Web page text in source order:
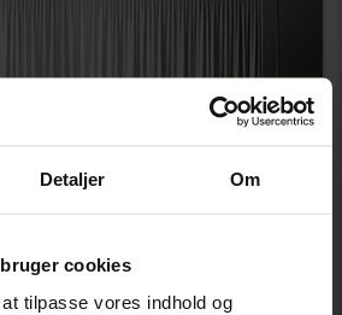
Detaljer Om
cookies
tilpasse vores indhold og